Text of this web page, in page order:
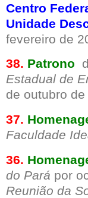
Centro
Unidade
fevereiro de
38. Patrono
Estadual de
de outubro de
37.
Faculdade
36.
do Pará por
Reunião da